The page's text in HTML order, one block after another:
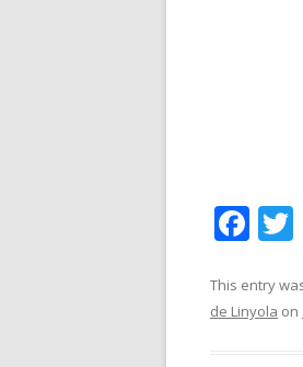
F
e
b
This entry
de Linyola on